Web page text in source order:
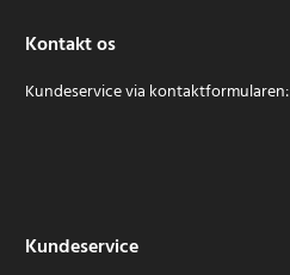
Kontakt os
Kundeservice via kontaktformularen:
Kundeservice